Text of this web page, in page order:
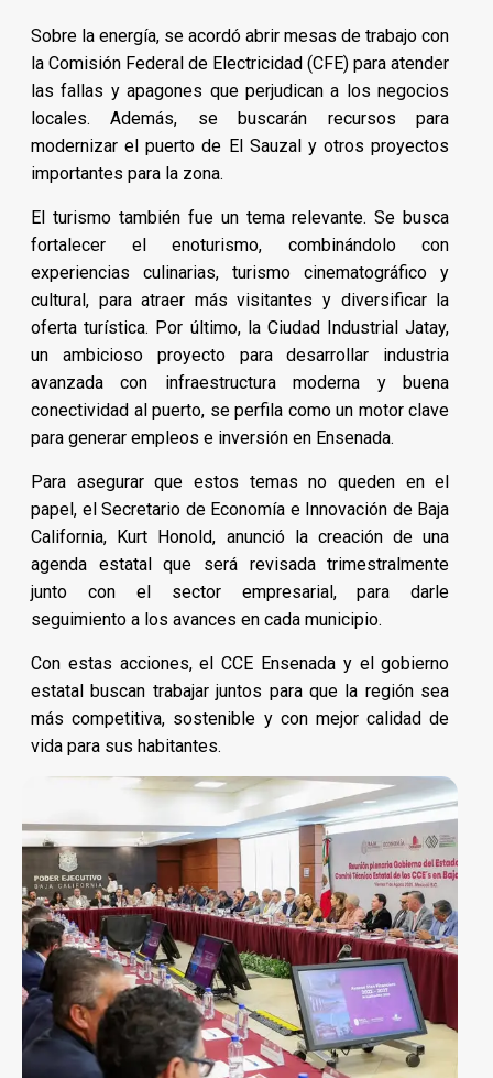
Sobre la energía, se acordó abrir mesas de trabajo con
la Comisión Federal de Electricidad (CFE) para atender
las fallas y apagones que perjudican a los negocios
locales. Además, se buscarán recursos para
modernizar el puerto de El Sauzal y otros proyectos
importantes para la zona.
El turismo también fue un tema relevante. Se busca
fortalecer el enoturismo, combinándolo con
experiencias culinarias, turismo cinematográfico y
cultural, para atraer más visitantes y diversificar la
oferta turística. Por último, la Ciudad Industrial Jatay,
un ambicioso proyecto para desarrollar industria
avanzada con infraestructura moderna y buena
conectividad al puerto, se perfila como un motor clave
para generar empleos e inversión en Ensenada.
Para asegurar que estos temas no queden en el
papel, el Secretario de Economía e Innovación de Baja
California, Kurt Honold, anunció la creación de una
agenda estatal que será revisada trimestralmente
junto con el sector empresarial, para darle
seguimiento a los avances en cada municipio.
Con estas acciones, el CCE Ensenada y el gobierno
estatal buscan trabajar juntos para que la región sea
más competitiva, sostenible y con mejor calidad de
vida para sus habitantes.